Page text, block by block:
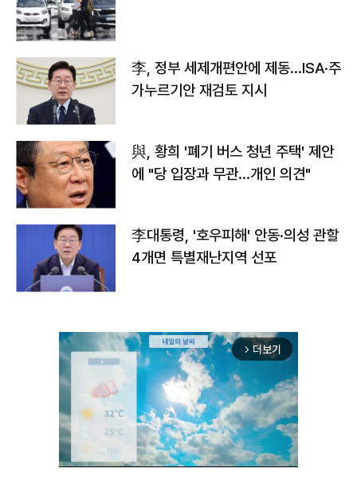
李, 정부 세제개편안에 제동…ISA·주
가누르기안 재검토 지시
與, 황희 '폐기 버스 청년 주택' 제안
에 "당 입장과 무관…개인 의견"
李대통령, '호우피해' 안동·의성 관할
4개면 특별재난지역 선포
arrow_forward_ios 더보기